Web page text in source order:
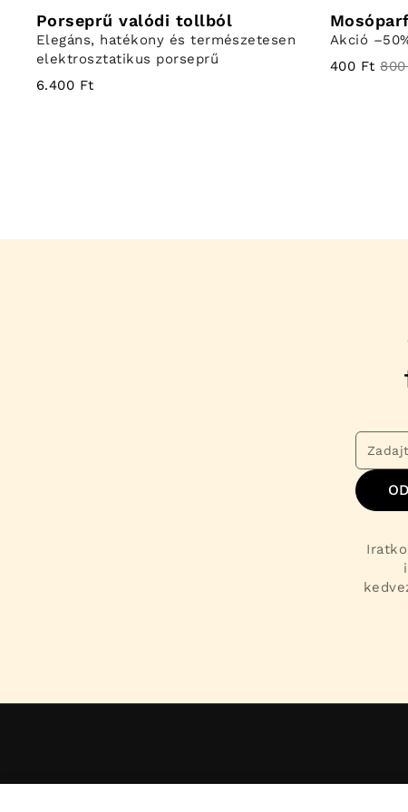
Porseprű valódi tollból
Elegáns, hatékony és természetesen
elektrosztatikus porseprű
6.400 Ft
Akció
400 Ft